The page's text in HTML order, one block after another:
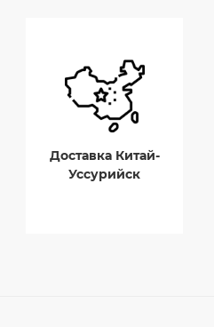
Доставка Китай-
Уссурийск